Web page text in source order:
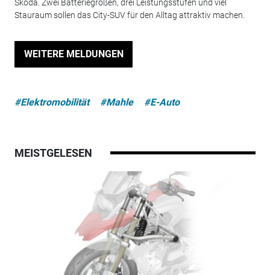
Skoda. Zwei Batteriegrößen, drei Leistungsstufen und viel
Stauraum sollen das City-SUV für den Alltag attraktiv machen.
WEITERE MELDUNGEN
#Elektromobilität #Mahle #E-Auto
MEISTGELESEN